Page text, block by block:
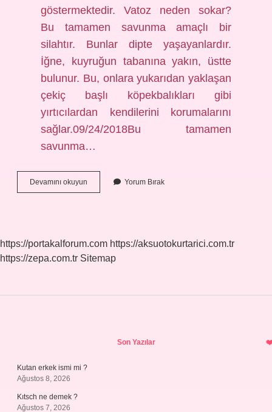
göstermektedir. Vatoz neden sokar?
Bu tamamen savunma amaçlı bir
silahtır. Bunlar dipte yaşayanlardır.
İğne, kuyruğun tabanına yakın, üstte
bulunur. Bu, onlara yukarıdan yaklaşan
çekiç başlı köpekbalıkları gibi
yırtıcılardan kendilerini korumalarını
sağlar.09/24/2018Bu tamamen
savunma…
Devamını okuyun
Insana
Yorum Bırak
https://portakalforum.com https://aksuotokurtarici.com.tr
https://zepa.com.tr Sitemap
Son Yazılar
Kutan erkek ismi mi ?
Ağustos 8, 2026
Kıtsch ne demek ?
Ağustos 7, 2026